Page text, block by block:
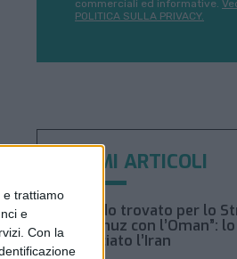
e trattiamo
e
Con la
commerciali ed informative.
POLITICA SULLA PRIVACY.
ULTIMI ARTICOLI
“Accordo trovato per lo
di Hormuz con l’Oman”:
annunciato l’Iran